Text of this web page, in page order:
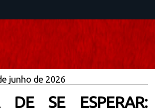
junho de 2026
SE ESPERAR: